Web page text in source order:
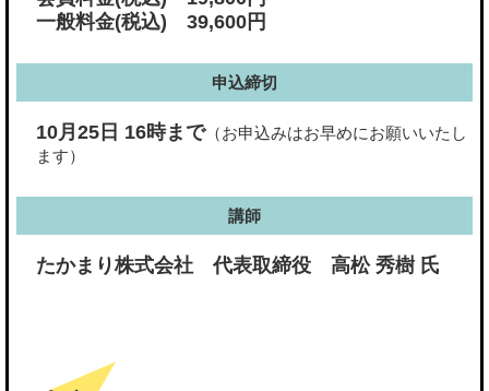
一般料金(税込) 39,600円
申込締切
10月25日 16時まで（お申込みはお早めにお願いいたし
ます）
講師
たかまり株式会社 代表取締役 高松 秀樹 氏